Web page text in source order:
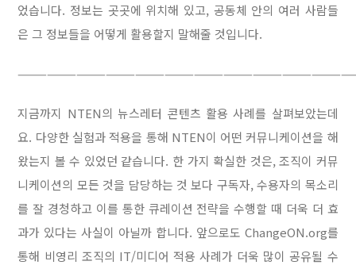
었습니다. 정보는 곳곳에 위치해 있고, 공동체 안의 여러 사람들
은 그 정보들을 어떻게 활용할지 말해줄 것입니다.
지금까지 NTEN의 뉴스레터 콘텐츠 활용 사례를 살펴보았는데
요. 다양한 실험과 적용을 통해 NTEN이 어떤 커뮤니케이션을 해
왔는지 볼 수 있었던 같습니다. 한 가지 확실한 것은, 조직이 커뮤
니케이션의 모든 것을 담당하는 것 보다 구독자, 수용자의 목소리
를 잘 경청하고 이를 통한 큐레이션 전략을 수행할 때 더욱 더 효
과가 있다는 사실이 아닐까 합니다. 앞으로도 ChangeON.org를
통해 비영리 조직의 IT/미디어 적용 사례가 더욱 많이 공유될 수